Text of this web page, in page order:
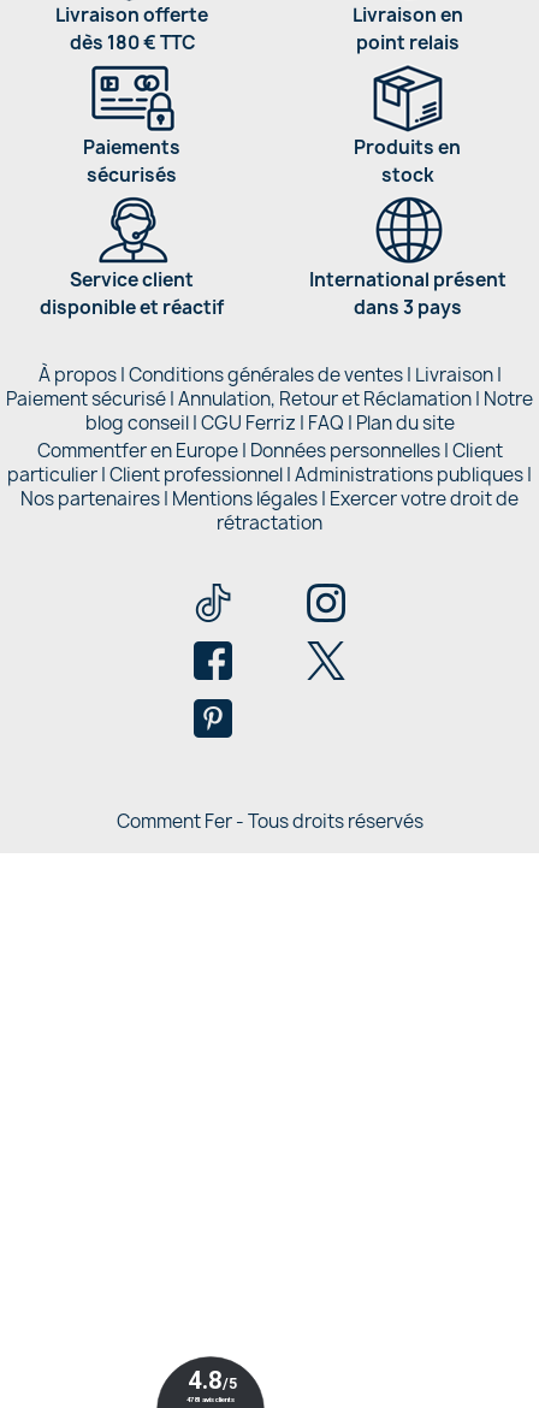
Livraison offerte
dès 180 € TTC
Livraison en
point relais
Paiements
sécurisés
Produits en
stock
Service client
disponible et réactif
International présent
dans 3 pays
À propos|Conditions générales de ventes| Livraison|
Paiement sécurisé|Annulation, Retour et Réclamation| Notre
blog conseil|CGU Ferriz | FAQ | Plan du site
Commentfer en Europe| Données personnelles|Client
particulier|Client professionnel|Administrations publiques|
Nos partenaires | Mentions légales| Exercer votre droit de
rétractation
Comment Fer - Tous droits réservés